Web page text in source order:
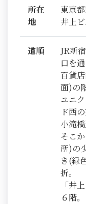
所在
地
東京
井上
道順
JR新
口を
百貨
面)の
ユニ
ド西
小滝
そこ
所)の
き(緑
折。
「井
６階。